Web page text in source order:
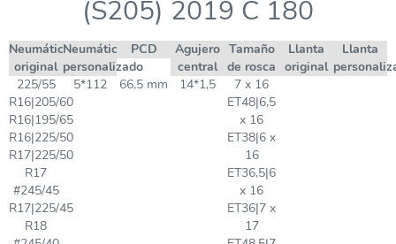
(S205) 2019 C 180
Neumático
original
Neumático
personalizado
PCD
Agujero
central
Tamaño
de rosca
Llanta
original
Llanta
225/55
R16|205/60
R16|195/65
R16|225/50
R17|225/50
R17
#245/45
R17|225/45
R18
5*112 66,5 mm 14*1,5
7 x 16
ET48|6,5
x 16
ET38|6 x
16
ET36,5|6
x 16
ET36|7 x
17